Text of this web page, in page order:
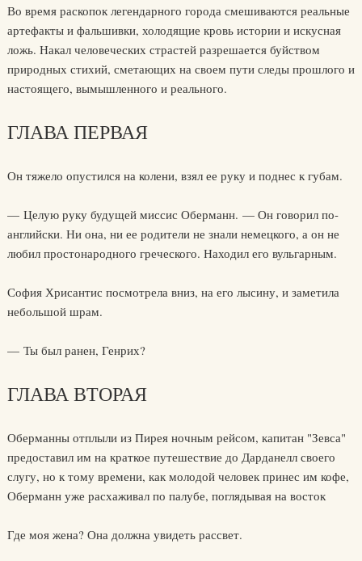
Во время раскопок легендарного города смешиваются реальные
артефакты и фальшивки, холодящие кровь истории и искусная
ложь. Накал человеческих страстей разрешается буйством
природных стихий, сметающих на своем пути следы прошлого и
настоящего, вымышленного и реального.
ГЛАВА ПЕРВАЯ
Он тяжело опустился на колени, взял ее руку и поднес к губам.
— Целую руку будущей миссис Оберманн. — Он говорил по-
английски. Ни она, ни ее родители не знали немецкого, а он не
любил простонародного греческого. Находил его вульгарным.
София Хрисантис посмотрела вниз, на его лысину, и заметила
небольшой шрам.
— Ты был ранен, Генрих?
ГЛАВА ВТОРАЯ
Оберманны отплыли из Пирея ночным рейсом, капитан "Зевса"
предоставил им на краткое путешествие до Дарданелл своего
слугу, но к тому времени, как молодой человек принес им кофе,
Оберманн уже расхаживал по палубе, поглядывая на восток
Где моя жена? Она должна увидеть рассвет.